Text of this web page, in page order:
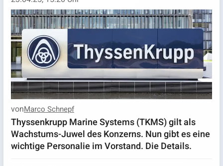
vonMarco Schnepf
Thyssenkrupp Marine Systems (TKMS) gilt als
Wachstums-Juwel des Konzerns. Nun gibt es eine
wichtige Personalie im Vorstand. Die Details.